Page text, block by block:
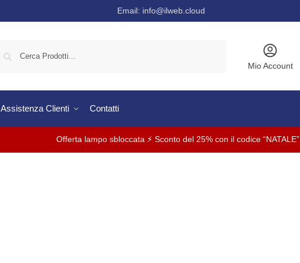
Email: info@ilweb.cloud
Mio Account
Assistenza Clienti Contatti
Offerta lampo sbloccata ⚡ Sconto del 25% con il codice “NATALE”